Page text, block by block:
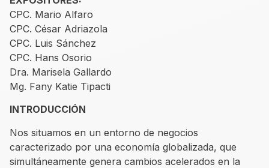
CPC. Mario Alfaro
CPC. César Adriazola
CPC. Luis Sánchez
CPC. Hans Osorio
Dra. Marisela Gallardo
Mg. Fany Katie Tipacti
INTRODUCCIÓN
Nos situamos en un entorno de negocios
caracterizado por una economía globalizada, que
simultáneamente genera cambios acelerados en la